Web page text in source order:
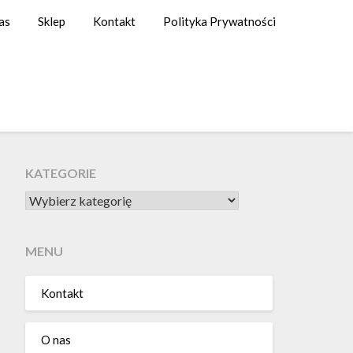
Sklep Kontakt Polityka Prywatności
KATEGORIE
KATEGORIE
MENU
Kontakt
O nas